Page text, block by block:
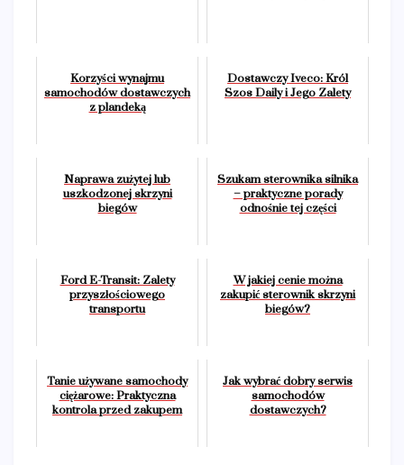
Korzyści wynajmu
samochodów dostawczych
z plandeką
Dostawczy Iveco: Król
Szos Daily i Jego Zalety
Naprawa zużytej lub
uszkodzonej skrzyni
biegów
Szukam sterownika silnika
– praktyczne porady
odnośnie tej części
Ford E-Transit: Zalety
przyszłościowego
transportu
W jakiej cenie można
zakupić sterownik skrzyni
biegów?
Tanie używane samochody
ciężarowe: Praktyczna
kontrola przed zakupem
Jak wybrać dobry serwis
samochodów
dostawczych?